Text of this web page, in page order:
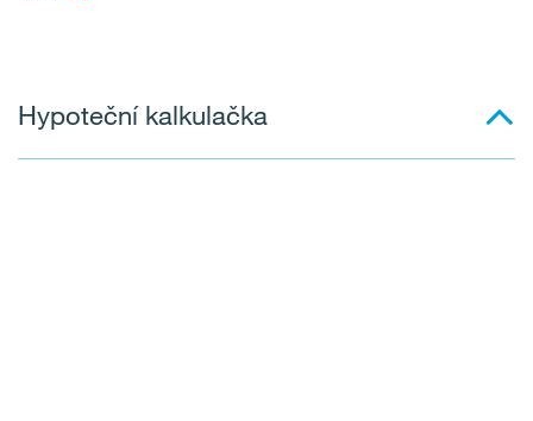
Hypoteční kalkulačka